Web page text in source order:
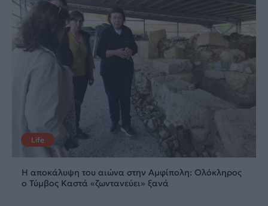
Life
Η αποκάλυψη του αιώνα στην Αμφίπολη: Ολόκληρος
ο Τύμβος Καστά «ζωντανεύει» ξανά